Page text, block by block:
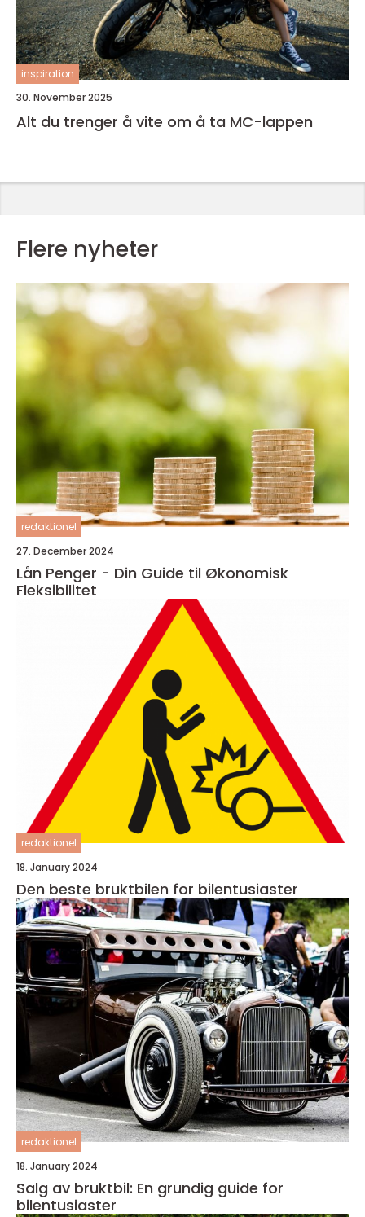
inspiration
30. November 2025
Alt du trenger å vite om å ta MC-lappen
Flere nyheter
redaktionel
27. December 2024
Lån Penger - Din Guide til Økonomisk
Fleksibilitet
redaktionel
18. January 2024
Den beste bruktbilen for bilentusiaster
redaktionel
18. January 2024
Salg av bruktbil: En grundig guide for
bilentusiaster